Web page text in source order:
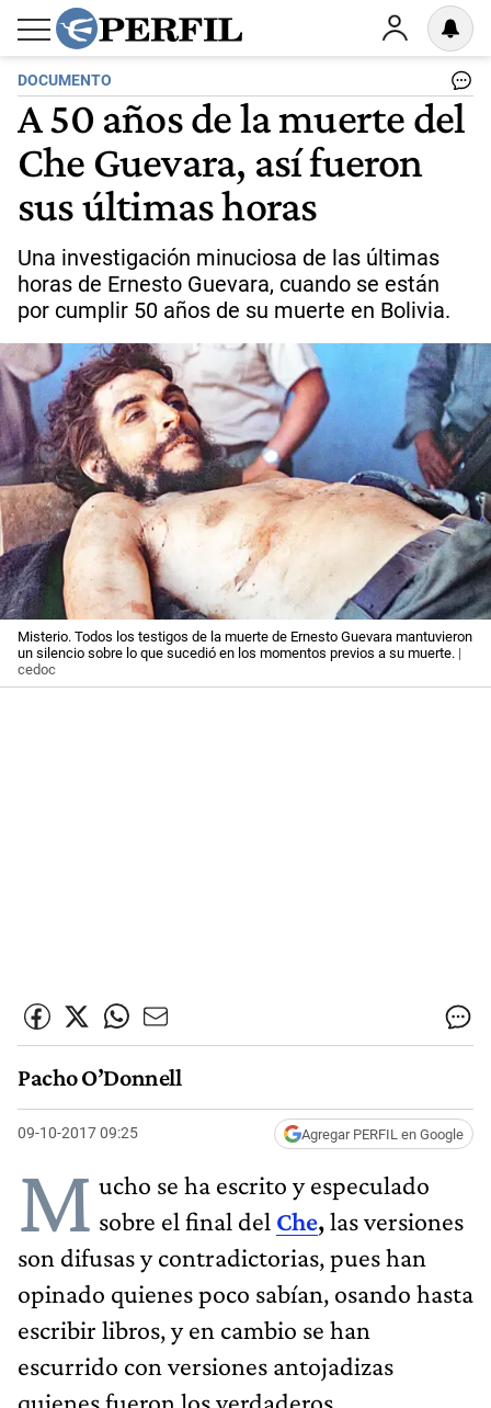
DOCUMENTO
A 50 años de la muerte del
Che Guevara, así fueron
sus últimas horas
Una investigación minuciosa de las últimas
horas de Ernesto Guevara, cuando se están
por cumplir 50 años de su muerte en Bolivia.
Misterio. Todos los testigos de la muerte de Ernesto Guevara mantuvieron
un silencio sobre lo que sucedió en los momentos previos a su muerte. |
cedoc
Pacho O’Donnell
09-10-2017 09:25 Agregar PERFIL en Google
M ucho se ha escrito y especulado
sobre el final del Che,las versiones
son difusas y contradictorias, pues han
opinado quienes poco sabían, osando hasta
escribir libros, y en cambio se han
escurrido con versiones antojadizas
quienes fueron los verdaderos